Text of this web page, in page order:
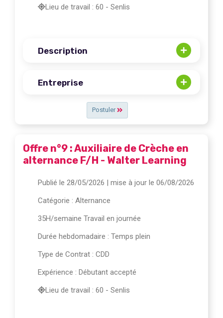
Postuler
Lieu de travail : 60 - Senlis
Description
Entreprise
Offre n°9 : Auxiliaire de Crèche en
alternance F/H - Walter Learning
Publié le 28/05/2026 | mise à jour le 06/08/2026
Catégorie : Alternance
35H/semaine Travail en journée
Durée hebdomadaire : Temps plein
Type de Contrat : CDD
Expérience : Débutant accepté
Lieu de travail : 60 - Senlis